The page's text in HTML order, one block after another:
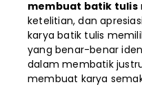
membuat batik tulis
ketelitian, dan
karya batik tulis
yang benar-benar
dalam membatik
membuat karya